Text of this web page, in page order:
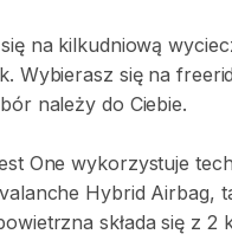
się na kilkudniową
Wybierasz się na
należy do Ciebie.
One wykorzystuje
Hybrid Airbag​,​
składa się z 2